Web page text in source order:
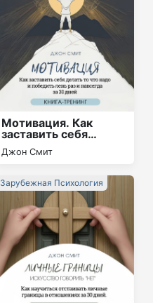
Мотивация. Как
заставить себя
делать то что надо и
победить лень раз и
Книга-тренинг
Джон Смит
Зарубежная Психология